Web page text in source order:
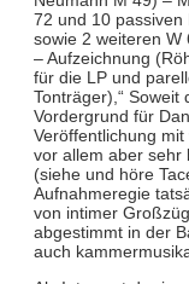
72 und 10 passiven
sowie 2 weiteren W
– Aufzeichnung
für die LP und
Tonträger),“
Vordergrund für
Veröffentlichung
vor allem aber sehr
(siehe und höre
Aufnahmeregie
von intimer
abgestimmt in der
auch